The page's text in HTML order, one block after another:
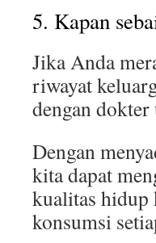
5. Kapan
Jika Anda
riwayat
dengan
Dengan
kita dapat
kualitas hidup
konsumsi